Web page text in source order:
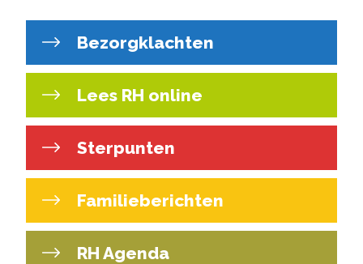
Bezorgklachten
Lees RH online
Sterpunten
Familieberichten
RH Agenda